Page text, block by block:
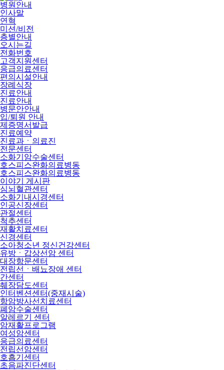
병원안내
인사말
연혁
미션/비전
층별안내
오시는길
전화번호
고객지원센터
응급의료센터
편의시설안내
장례식장
진료안내
진료안내
병문안안내
입/퇴원 안내
제증명서발급
진료예약
진료과ㆍ의료진
전문센터
소화기암수술센터
호스피스완화의료병동
호스피스완화의료병동
이야기 게시판
심뇌혈관센터
소화기내시경센터
인공신장센터
관절센터
척추센터
재활치료센터
신경센터
소아청소년 정신건강센터
유방ㆍ갑상선암 센터
대장항문센터
전립선ㆍ배뇨장애 센터
간센터
췌장담도센터
인터벤션센터(중재시술)
항암방사선치료센터
폐암수술센터
알레르기 센터
암재활프로그램
여성암센터
응급의료센터
전립선암센터
호흡기센터
초음파진단센터